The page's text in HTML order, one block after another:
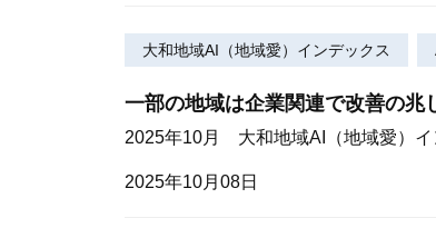
大和地域AI（地域愛）インデックス
一部の地域は企業関連で改善の兆
2025年10月 大和地域AI（地域愛）イ
2025年10月08日